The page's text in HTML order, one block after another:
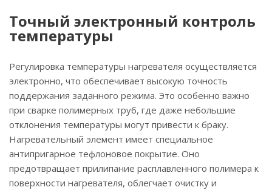
Точный электронный контроль
температуры
Регулировка температуры нагревателя осуществляется
электронно, что обеспечивает высокую точность
поддержания заданного режима. Это особенно важно
при сварке полимерных труб, где даже небольшие
отклонения температуры могут привести к браку.
Нагревательный элемент имеет специальное
антипригарное тефлоновое покрытие. Оно
предотвращает прилипание расплавленного полимера к
поверхности нагревателя, облегчает очистку и